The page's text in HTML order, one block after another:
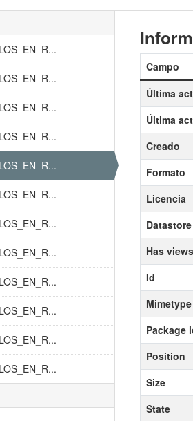
Campo
Última
Última
Creado
Formato
Licencia
Has views
Id
Mimetype
Package
Position
Size
State